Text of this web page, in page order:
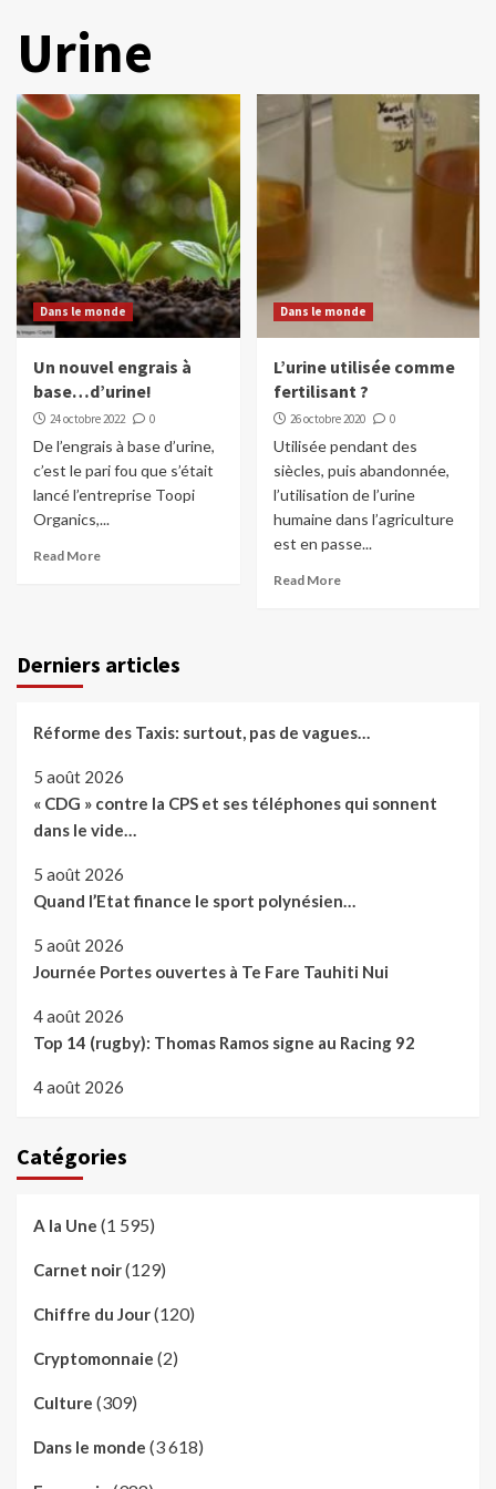
Urine
Dans le monde
Un nouvel engrais à
base…d’urine!
24 octobre 2022 0
De l’engrais à base d’urine,
c’est le pari fou que s’était
lancé l’entreprise Toopi
Organics,...
Read More
Dans le monde
L’urine utilisée comme
fertilisant ?
26 octobre 2020 0
Utilisée pendant des
siècles, puis abandonnée,
l’utilisation de l’urine
humaine dans l’agriculture
est en passe...
Read More
Derniers articles
Réforme des Taxis: surtout, pas de vagues…
5 août 2026
« CDG » contre la CPS et ses téléphones qui sonnent
dans le vide…
5 août 2026
Quand l’Etat finance le sport polynésien…
5 août 2026
Journée Portes ouvertes à Te Fare Tauhiti Nui
4 août 2026
Top 14 (rugby): Thomas Ramos signe au Racing 92
4 août 2026
Catégories
A la Une (1 595)
Carnet noir(129)
Chiffre du Jour(120)
Cryptomonnaie (2)
Culture (309)
Dans le monde (3 618)